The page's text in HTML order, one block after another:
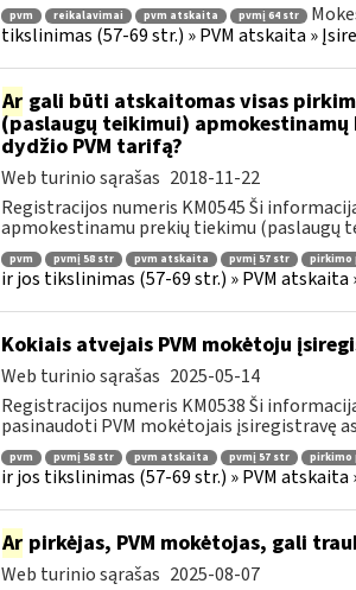
pvm reikalavimai pvm atskaita pvmį 64 str
tikslinimas (57-69 str.) » PVM atskaita »
Argali būti atskaitomas visas
(paslaugų teikimui)
dydžio PVM tarifą?
Web turinio sąrašas 2018-11-22
Registracijos numeris KM0545 Ši
apmokestinamu prekių tiekimu (paslaugų
pvm pvmį 58 str pvm atskaita pvmį 57 str pirkimo
ir jos tikslinimas (57-69 str.) » PVM
Kokiais atvejais PVM mokėtoju
Web turinio sąrašas 2025-05-14
Registracijos numeris KM0538 Ši
pasinaudoti PVM mokėtojais įsiregistravę
pvm pvmį 58 str pvm atskaita pvmį 57 str pirkimo
ir jos tikslinimas (57-69 str.) » PVM
Arpirkėjas, PVM mokėtojas, gali
Web turinio sąrašas 2025-08-07